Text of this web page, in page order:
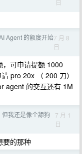
日
Agent 的额度开始7 月 8
日
可申请提额 1000
pro 20x （ 200 刀）
agent 的交互还有 1M
我还是像个舔狗
7 月 1
日
要的那种